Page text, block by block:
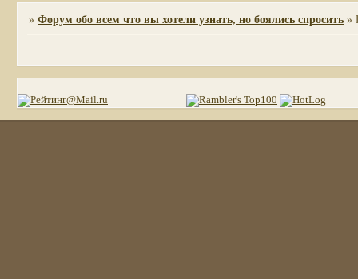
»Форум обо всем что вы хотели узнать, но боялись спросить »